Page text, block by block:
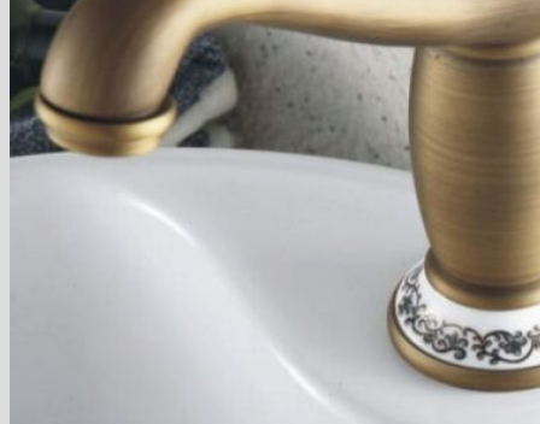
Hľadať:
Hľadať: